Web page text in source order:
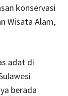
konservasi
Wisata Alam,
adat di
berada